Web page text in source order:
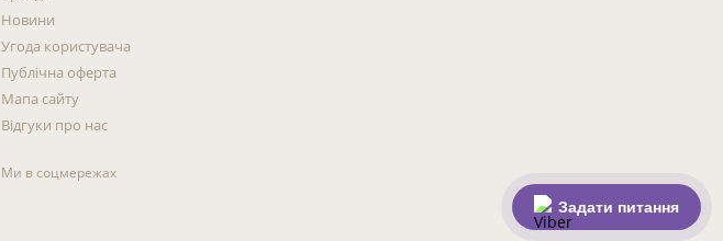
Задати питання
Новини
Угода користувача
Публічна оферта
Мапа сайту
Відгуки про нас
Ми в соцмережах